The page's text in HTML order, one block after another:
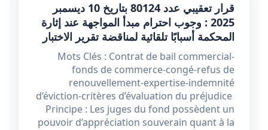
قرار تعقيبي عدد 80124 بتاريخ 10 ديسمبر
2025 : وجوب احترام مبدأ المواجهة عند إثارة
المحكمة أسبابًا تلقائية لمناقضة تقرير الاختبار
Mots Clés : Contrat de bail commercial-
fonds de commerce-congé-refus de
renouvellement-expertise-indemnité
d’éviction-critères d’évaluation du préjudice
Principe : Les juges du fond possèdent un
pouvoir d’appréciation souverain quant à la